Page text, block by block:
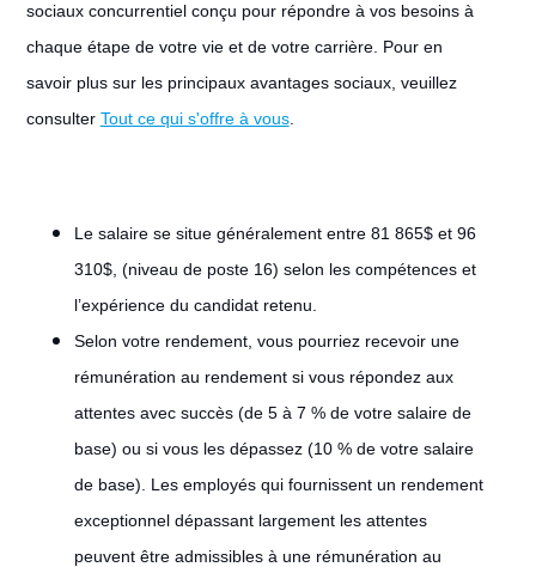
sociaux concurrentiel conçu pour répondre à vos besoins à
chaque étape de votre vie et de votre carrière. Pour en
savoir plus sur les principaux avantages sociaux, veuillez
consulter Tout ce qui s'offre à vous.
Le salaire se situe généralement entre 81 865$ et 96
310$, (niveau de poste 16) selon les compétences et
l’expérience du candidat retenu.
Selon votre rendement, vous pourriez recevoir une
rémunération au rendement si vous répondez aux
attentes avec succès (de 5 à 7 % de votre salaire de
base) ou si vous les dépassez (10 % de votre salaire
de base). Les employés qui fournissent un rendement
exceptionnel dépassant largement les attentes
peuvent être admissibles à une rémunération au